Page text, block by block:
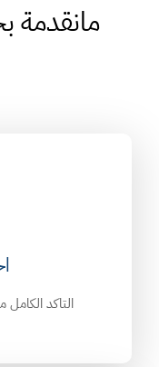
مانقدمة
التاكد الكامل